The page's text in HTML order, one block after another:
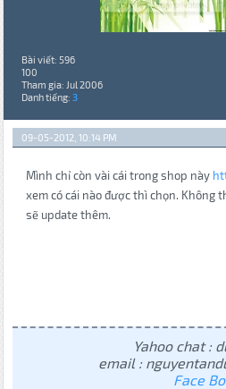
Bài viết: 596
100
Tham gia: Jul 2006
Danh tiếng: 3
09-05-2012, 10:14 PM
Mình chỉ còn vài cái trong shop này
xem có cái nào được thì chọn. Không
sẽ update thêm.
Yahoo chat :
email :
Face